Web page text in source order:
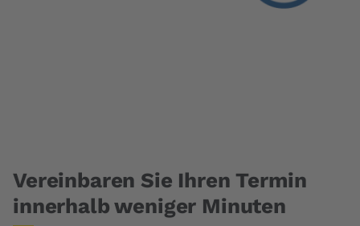
Vereinbaren Sie Ihren Termin
innerhalb weniger Minuten